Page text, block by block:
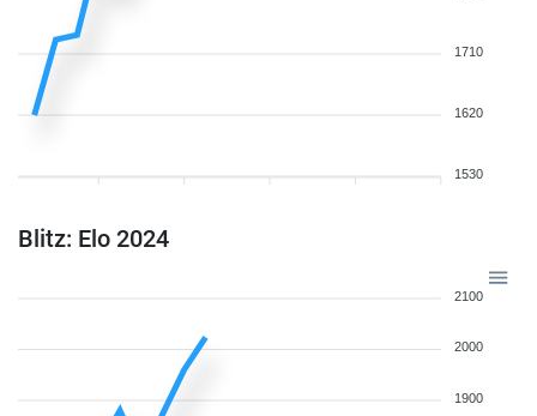
1710
1620
1530
Blitz: Elo 2024
2100
2000
1900